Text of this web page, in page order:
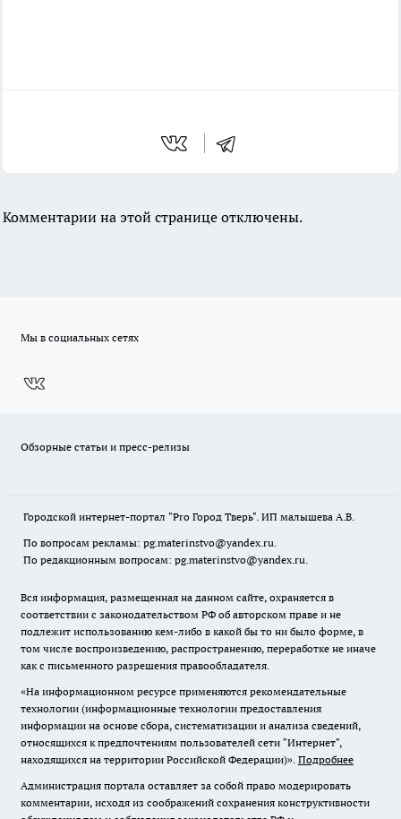
Комментарии на этой странице отключены.
Мы в социальных сетях
Обзорные статьи и пресс-релизы
Городской интернет-портал "Pro Город Тверь". ИП малышева А.В.
По вопросам рекламы: pg.materinstvo@yandex.ru.
По редакционным вопросам: pg.materinstvo@yandex.ru.
Вся информация, размещенная на данном сайте, охраняется в
соответствии с законодательством РФ об авторском праве и не
подлежит использованию кем-либо в какой бы то ни было форме, в
том числе воспроизведению, распространению, переработке не иначе
как с письменного разрешения правообладателя.
«На информационном ресурсе применяются рекомендательные
технологии (информационные технологии предоставления
информации на основе сбора, систематизации и анализа сведений,
относящихся к предпочтениям пользователей сети "Интернет",
находящихся на территории Российской Федерации)». Подробнее
Администрация портала оставляет за собой право модерировать
комментарии, исходя из соображений сохранения конструктивности